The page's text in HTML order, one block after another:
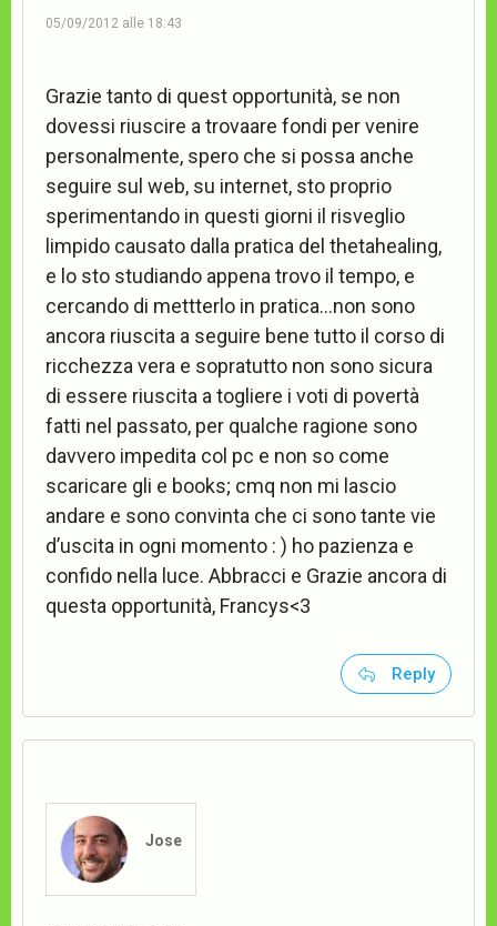
05/09/2012 alle 18:43
Grazie tanto di quest opportunità, se non
dovessi riuscire a trovaare fondi per venire
personalmente, spero che si possa anche
seguire sul web, su internet, sto proprio
sperimentando in questi giorni il risveglio
limpido causato dalla pratica del thetahealing,
e lo sto studiando appena trovo il tempo, e
cercando di mettterlo in pratica…non sono
ancora riuscita a seguire bene tutto il corso di
ricchezza vera e sopratutto non sono sicura
di essere riuscita a togliere i voti di povertà
fatti nel passato, per qualche ragione sono
davvero impedita col pc e non so come
scaricare gli e books; cmq non mi lascio
andare e sono convinta che ci sono tante vie
d’uscita in ogni momento : ) ho pazienza e
confido nella luce. Abbracci e Grazie ancora di
questa opportunità, Francys<3
Reply
Jose